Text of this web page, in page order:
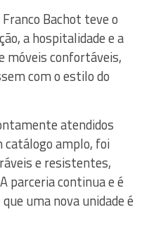
Bachot teve o
a hospitalidade e a
móveis confortáveis,
com o estilo do
atendidos
catálogo amplo, foi
e resistentes,
parceria continua e é
uma nova unidade é